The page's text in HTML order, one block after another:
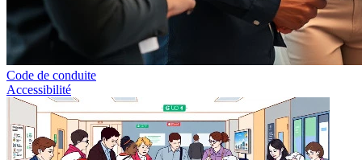
Code de conduite
Accessibilité